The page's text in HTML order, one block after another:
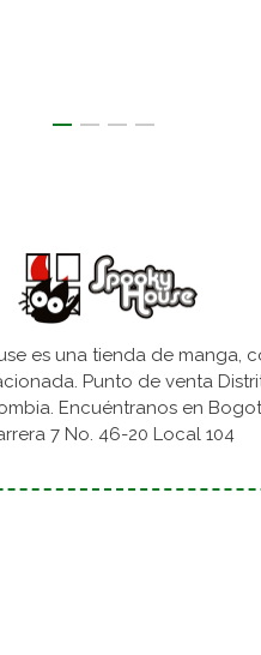
es una tienda de manga,
Punto de venta
Encuéntranos en
7 No. 46-20 Local 104